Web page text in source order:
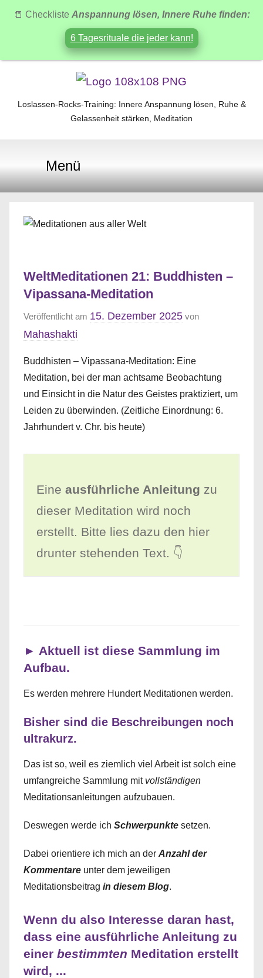
springen
Loslassen-
Training
Loslassen-Rocks-Training: Innere Anspannung lösen, Ruhe &
Gelassenheit stärken, Meditation
Menü
WeltMeditationen 21: Buddhisten –
Vipassana-Meditation
Veröffentlicht am 15. Dezember 2025 von
Mahashakti
Buddhisten – Vipassana-Meditation: Eine
Meditation, bei der man achtsame Beobachtung
und Einsicht in die Natur des Geistes praktiziert, um
Leiden zu überwinden. (Zeitliche Einordnung: 6.
Jahrhundert v. Chr. bis heute)
Eine ausführliche Anleitung zu
dieser Meditation wird noch
erstellt. Bitte lies dazu den hier
drunter stehenden Text. 👇
► Aktuell ist diese Sammlung im
Aufbau.
Es werden mehrere Hundert Meditationen werden.
Bisher sind die Beschreibungen noch
ultrakurz.
Das ist so, weil es ziemlich viel Arbeit ist solch eine
umfangreiche Sammlung mit vollständigen
Meditationsanleitungen aufzubauen.
Deswegen werde ich Schwerpunkte setzen.
Dabei orientiere ich mich an der Anzahl der
Kommentare unter dem jeweiligen
Meditationsbeitrag in diesem Blog.
Wenn du also Interesse daran hast,
dass eine ausführliche Anleitung zu
einer bestimmten Meditation erstellt
wird, ...
📒 Checkliste Anspannung lösen, Innere Ruhe finden:
6 Tagesrituale die jeder kann!